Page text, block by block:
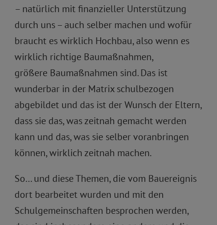
– natürlich mit finanzieller Unterstützung
durch uns – auch selber machen und wofür
braucht es wirklich Hochbau, also wenn es
wirklich richtige Baumaßnahmen,
größere Baumaßnahmen sind. Das ist
wunderbar in der Matrix schulbezogen
abgebildet und das ist der Wunsch der Eltern,
dass sie das, was zeitnah gemacht werden
kann und das, was sie selber voranbringen
können, wirklich zeitnah machen.
So… und diese Themen, die vom Bauereignis
dort bearbeitet wurden und mit den
Schulgemeinschaften besprochen werden,